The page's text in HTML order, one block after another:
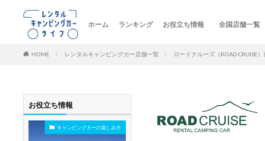
ホーム ランキング お役立ち情報 全国店舗一覧
HOME レンタルキャンピングカー店舗一覧 ロードクルーズ（ROAD CRUISE
お役立ち情報
キャンピングカーの楽しみ方